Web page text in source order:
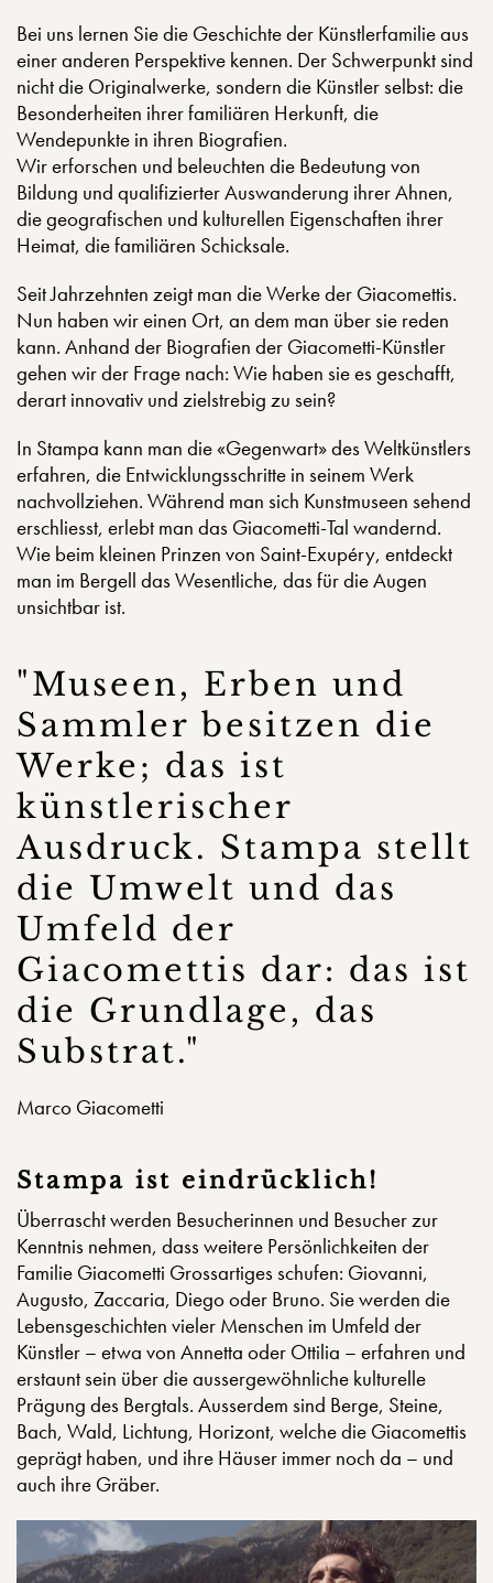
Bei uns lernen Sie die Geschichte der Künstlerfamilie aus
einer anderen Perspektive kennen. Der Schwerpunkt sind
nicht die Originalwerke, sondern die Künstler selbst: die
Besonderheiten ihrer familiären Herkunft, die
Wendepunkte in ihren Biografien.
Wir erforschen und beleuchten die Bedeutung von
Bildung und qualifizierter Auswanderung ihrer Ahnen,
die geografischen und kulturellen Eigenschaften ihrer
Heimat, die familiären Schicksale.
Seit Jahrzehnten zeigt man die Werke der Giacomettis.
Nun haben wir einen Ort, an dem man über sie reden
kann. Anhand der Biografien der Giacometti-Künstler
gehen wir der Frage nach: Wie haben sie es geschafft,
derart innovativ und zielstrebig zu sein?
In Stampa kann man die «Gegenwart» des Weltkünstlers
erfahren, die Entwicklungsschritte in seinem Werk
nachvollziehen. Während man sich Kunstmuseen sehend
erschliesst, erlebt man das Giacometti-Tal wandernd.
Wie beim kleinen Prinzen von Saint-Exupéry, entdeckt
man im Bergell das Wesentliche, das für die Augen
unsichtbar ist.
"Museen, Erben und
Sammler besitzen die
Werke; das ist
künstlerischer
Ausdruck. Stampa stellt
die Umwelt und das
Umfeld der
Giacomettis dar: das ist
die Grundlage, das
Substrat."
Marco Giacometti
Stampa ist eindrücklich!
Überrascht werden Besucherinnen und Besucher zur
Kenntnis nehmen, dass weitere Persönlichkeiten der
Familie Giacometti Grossartiges schufen: Giovanni,
Augusto, Zaccaria, Diego oder Bruno. Sie werden die
Lebensgeschichten vieler Menschen im Umfeld der
Künstler – etwa von Annetta oder Ottilia – erfahren und
erstaunt sein über die aussergewöhnliche kulturelle
Prägung des Bergtals. Ausserdem sind Berge, Steine,
Bach, Wald, Lichtung, Horizont, welche die Giacomettis
geprägt haben, und ihre Häuser immer noch da – und
auch ihre Gräber.